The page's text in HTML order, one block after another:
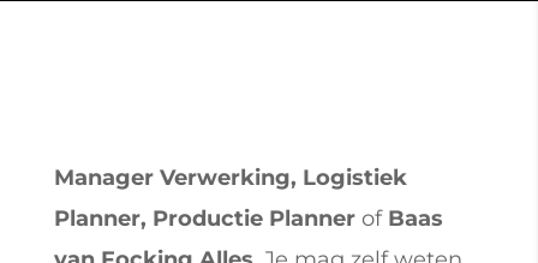
Manager Verwerking, Logistiek
Planner, Productie Planner of Baas